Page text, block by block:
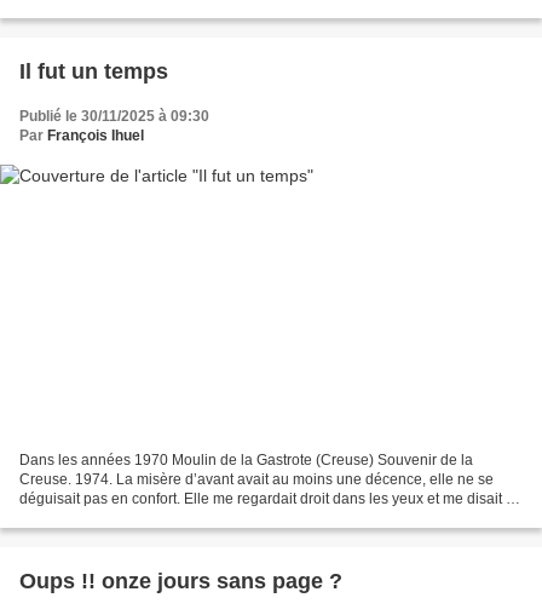
Il fut un temps
Publié le 30/11/2025 à 09:30
Par François Ihuel
Dans les années 1970 Moulin de la Gastrote (Creuse) Souvenir de la
Creuse. 1974. La misère d’avant avait au moins une décence, elle ne se
déguisait pas en confort. Elle me regardait droit dans les yeux et me disait : «
Oups !! onze jours sans page ?